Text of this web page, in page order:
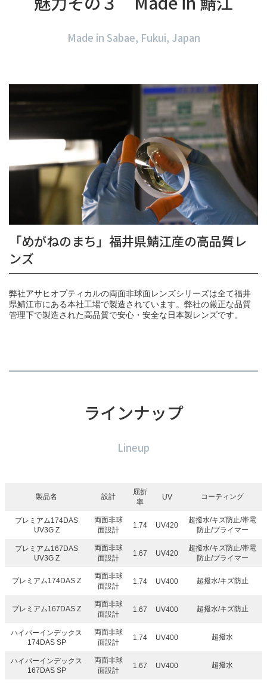
Made in Sabae, Fukui, Japan
「めがねのまち」福井県鯖江産の高品質レ
ンズ
弊社アサヒオプティカルの両面非球面レンズシリーズは全て福井
県鯖江市にある本社工場で製造されています。弊社の厳正な品質
管理下で製造された高品質で安心・安全な日本製レンズです。
ラインナップ
Lineup
製品名 設計
屈折
率
UV コーティング
プレミアム174DAS
UV3G Z
両面非球
面設計
1.74 UV420
超撥水/キズ防止/帯電
防止/プライマー
プレミアム167DAS
UV3G Z
両面非球
面設計
1.67 UV420
超撥水/キズ防止/帯電
防止/プライマー
プレミアム174DAS Z
両面非球
面設計
1.74 UV400 超撥水/キズ防止
プレミアム167DAS Z
両面非球
面設計
1.67 UV400 超撥水/キズ防止
ハイパーインデックス
174DAS SP
両面非球
面設計
1.74 UV400 超撥水
ハイパーインデックス
167DAS SP
両面非球
面設計
1.67 UV400 超撥水